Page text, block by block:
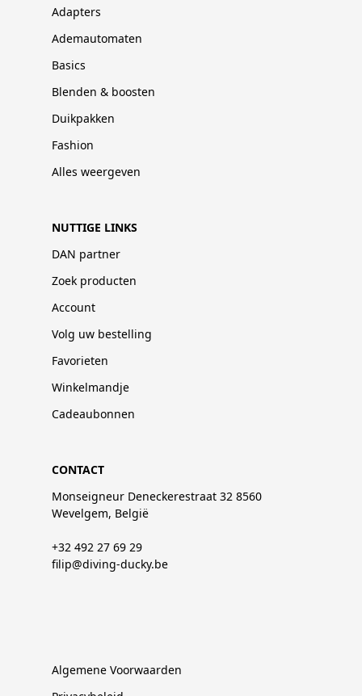
Adapters
Ademautomaten
Basics
Blenden & boosten
Duikpakken
Fashion
Alles weergeven
NUTTIGE LINKS
DAN partner
Zoek producten
Account
Volg uw bestelling
Favorieten
Winkelmandje
Cadeaubonnen
CONTACT
Monseigneur Deneckerestraat 32 8560
Wevelgem, België
+32 492 27 69 29
filip@diving-ducky.be
Algemene Voorwaarden